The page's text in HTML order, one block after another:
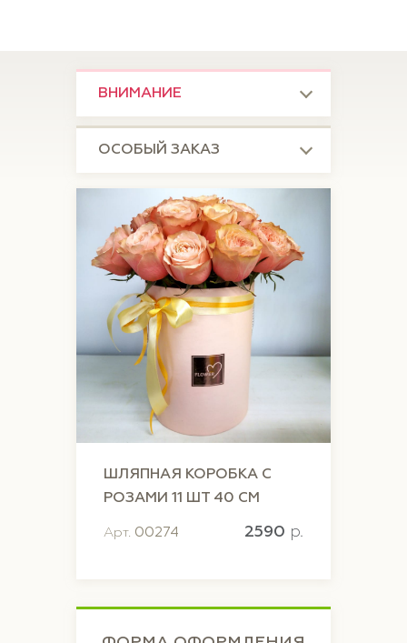
ВНИМАНИЕ
ОСОБЫЙ ЗАКАЗ
ШЛЯПНАЯ КОРОБКА С
РОЗАМИ 11 ШТ 40 СМ
Арт. 00274 2590 p.